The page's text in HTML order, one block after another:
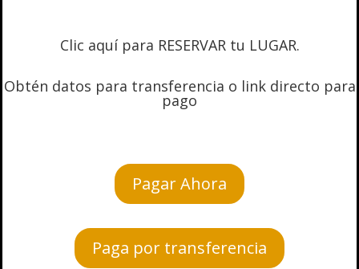
Clic aquí para RESERVAR tu LUGAR.
Obtén datos para transferencia o link directo para
pago
Pagar Ahora
Paga por transferencia